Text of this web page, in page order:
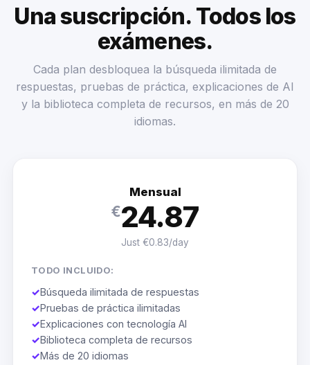
Una suscripción. Todos los
exámenes.
Cada plan desbloquea la búsqueda ilimitada de
respuestas, pruebas de práctica, explicaciones de AI
y la biblioteca completa de recursos, en más de 20
idiomas.
Mensual
€24.87
Just €0.83/day
TODO INCLUIDO:
✓Búsqueda ilimitada de respuestas
✓Pruebas de práctica ilimitadas
✓Explicaciones con tecnología AI
✓Biblioteca completa de recursos
✓Más de 20 idiomas